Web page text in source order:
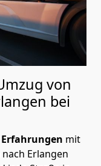
von
bei
Erfahrungen mit
Erlangen